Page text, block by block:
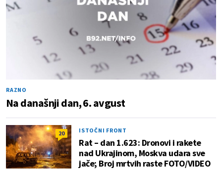
RAZNO
Na današnji dan, 6. avgust
20 ISTOČNI FRONT
Rat – dan 1.623: Dronovi i rakete
nad Ukrajinom, Moskva udara sve
jače; Broj mrtvih raste FOTO/VIDEO